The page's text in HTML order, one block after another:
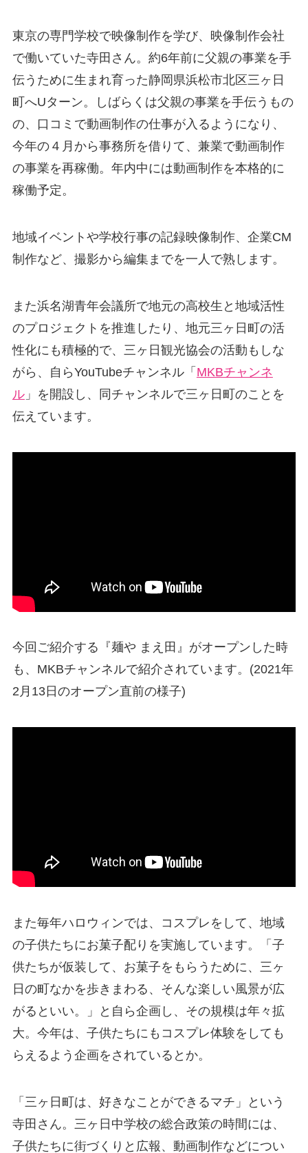
東京の専門学校で映像制作を学び、映像制作会社
で働いていた寺田さん。約6年前に父親の事業を手
伝うために生まれ育った静岡県浜松市北区三ヶ日
町へUターン。しばらくは父親の事業を手伝うもの
の、口コミで動画制作の仕事が入るようになり、
今年の４月から事務所を借りて、兼業で動画制作
の事業を再稼働。年内中には動画制作を本格的に
稼働予定。
地域イベントや学校行事の記録映像制作、企業CM
制作など、撮影から編集までを一人で熟します。
また浜名湖青年会議所で地元の高校生と地域活性
のプロジェクトを推進したり、地元三ヶ日町の活
性化にも積極的で、三ヶ日観光協会の活動もしな
がら、自らYouTubeチャンネル「 MKBチャンネ
ル」を開設し、同チャンネルで三ヶ日町のことを
伝えています。
今回ご紹介する『麺や まえ田』がオープンした時
も、MKBチャンネルで紹介されています。(2021年
2月13日のオープン直前の様子)
また毎年ハロウィンでは、コスプレをして、地域
の子供たちにお菓子配りを実施しています。「子
供たちが仮装して、お菓子をもらうために、三ヶ
日の町なかを歩きまわる、そんな楽しい風景が広
がるといい。」と自ら企画し、その規模は年々拡
大。今年は、子供たちにもコスプレ体験をしても
らえるよう企画をされているとか。
「三ヶ日町は、好きなことができるマチ」という
寺田さん。三ヶ日中学校の総合政策の時間には、
子供たちに街づくりと広報、動画制作などについ